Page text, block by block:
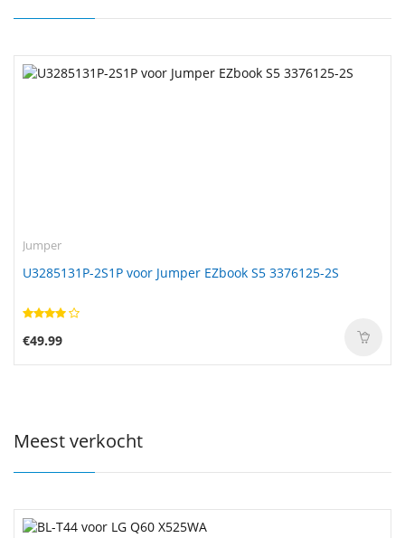
Jumper
U3285131P-2S1P voor Jumper EZbook S5 3376125-2S
€49.99
Meest verkocht